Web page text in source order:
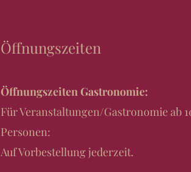
Öffnungszeiten
Öffnungszeiten Gastronomie:
Für Veranstaltungen/Gastronomie ab
Personen:
Auf Vorbestellung jederzeit.